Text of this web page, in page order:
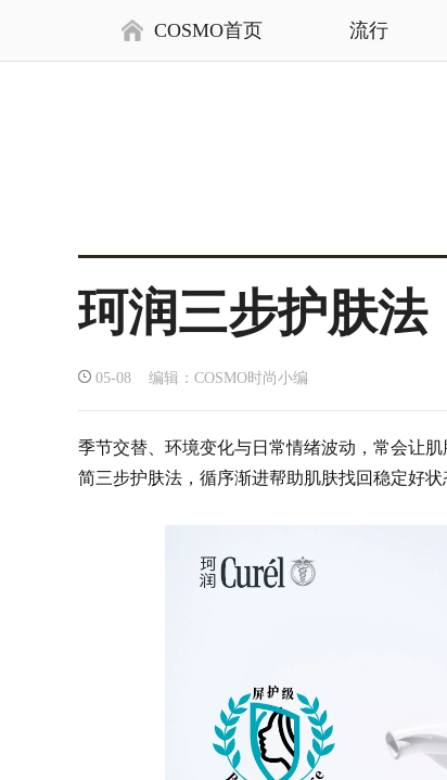
COSMO首页 流行
珂润三步护肤法
05-08 编辑：COSMO时尚小编
季节交替、环境变化与日常情绪波动，常会让
简三步护肤法，循序渐进帮助肌肤找回稳定好状